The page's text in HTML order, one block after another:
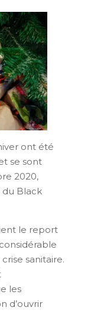
ont été
se sont
2020,
du Black
le report
sanitaire.
les
d’ouvrir